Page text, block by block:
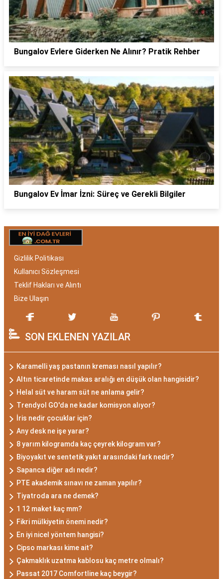
Bungalov Evlere Giderken Ne Alınır? Pratik Rehber
Bungalov Ev İmar İzni: Süreç ve Gerekli Bilgiler
Gizlilik Politikası
Kullanıcı Sözleşmesi
Teklif Hakları ve Alıntı
Bize Ulaşın
SON EKLENEN YAZILAR
Karamelli yaş pastanın kreması nasıl yapılır?
Altın ticaretinde makas aralığı en düşük olan hangisidir?
Helal süt ve haram süt ne anlama gelir?
Trendyol GO'da ne kadar komisyon alıyor?
İris nedir çocuklar için?
Any desk ne işe yarar?
8 yarım kilogramda kaç çeyrek kilogram var?
Biyoyakıt ve sentetik yakıt arasındaki fark nedir?
Sapanca diğer adı nedir?
PTE akademik sınavı ne zaman yapılır?
Tiyatroda ara ne demek?
1 12 maket kaç mm?
Fikri mülkiyetin önemi nedir?
En iyi nicel yöntem hangisi?
Cipso markası kime ait?
Çakmaklık uzatma kablosu kaç metre olmalı?
Passat 2017 Comfortline kaç beygir?